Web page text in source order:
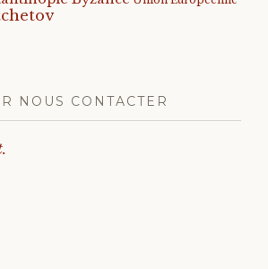
NOUS CONTACTER